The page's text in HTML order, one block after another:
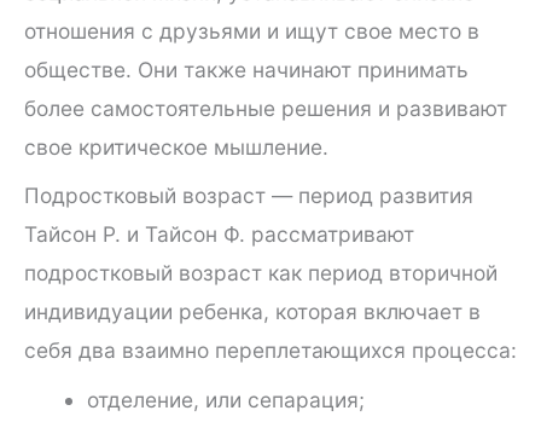
отношения с друзьями и ищут свое место в
обществе. Они также начинают принимать
более самостоятельные решения и развивают
свое критическое мышление.
Подростковый возраст — период развития
Тайсон Р. и Тайсон Ф. рассматривают
подростковый возраст как период вторичной
индивидуации ребенка, которая включает в
себя два взаимно переплетающихся процесса:
отделение, или сепарация;